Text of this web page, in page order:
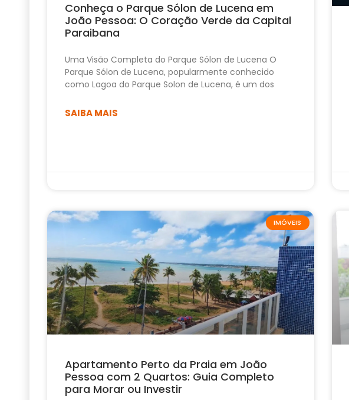
Conheça o Parque Sólon de Lucena em
João Pessoa: O Coração Verde da Capital
Paraibana
Uma Visão Completa do Parque Sólon de Lucena O
Parque Sólon de Lucena, popularmente conhecido
como Lagoa do Parque Solon de Lucena, é um dos
SAIBA MAIS
IMÓVEIS
Apartamento Perto da Praia em João
Pessoa com 2 Quartos: Guia Completo
para Morar ou Investir